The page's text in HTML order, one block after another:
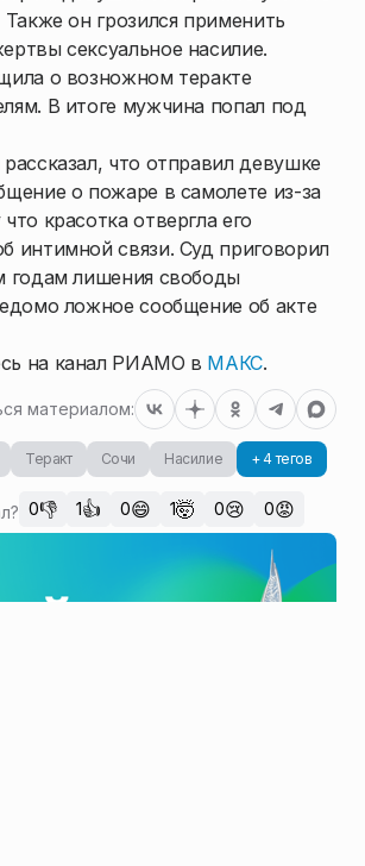
он грозился применить
сексуальное насилие.
о возножном теракте
В итоге мужчина попал под
что отправил девушке
о пожаре в самолете из-за
красотка отвергла его
интимной связи. Суд приговорил
годам лишения свободы
ложное сообщение об акте
на канал РИАМО в МАКС.
материалом:
Теракт Сочи Насилие + 4 тегов
0👎 1👍 0😄 1🤯 0😢 0😡